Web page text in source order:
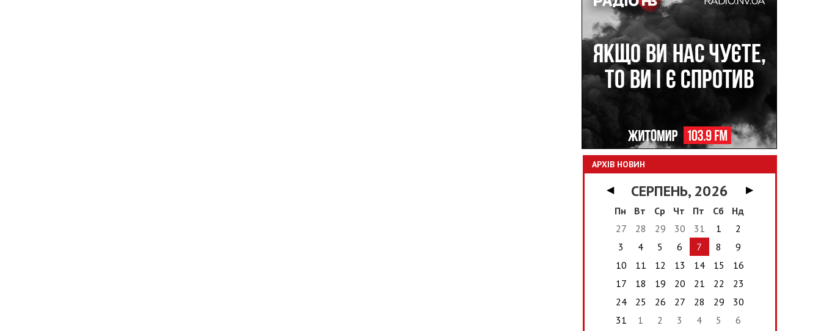
АРХІВ НОВИН
◀ СЕРПЕНЬ, 2026
▶
Пн
Вт Ср Чт Пт Сб
Нд
27
28 29 30 31 1
2
3
4 5 6 7 8
9
10
11 12 13 14 15
16
17
18 19 20 21 22
23
24
25 26 27 28 29
30
31
1 2 3 4 5 6